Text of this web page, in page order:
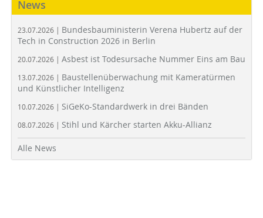
News
23.07.2026 | Bundesbauministerin Verena Hubertz auf der
Tech in Construction 2026 in Berlin
20.07.2026 | Asbest ist Todesursache Nummer Eins am Bau
13.07.2026 | Baustellenüberwachung mit Kameratürmen
und Künstlicher Intelligenz
10.07.2026 | SiGeKo-Standardwerk in drei Bänden
08.07.2026 | Stihl und Kärcher starten Akku-Allianz
Alle News